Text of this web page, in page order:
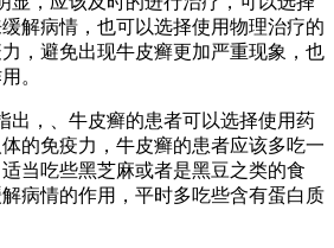
解病情，也可以选择使用物理治疗的
，避免出现牛皮癣更加严重现象，也
。
出，、牛皮癣的患者可以选择使用药
的免疫力，牛皮癣的患者应该多吃一
当吃些黑芝麻或者是黑豆之类的食
病情的作用，平时多吃些含有蛋白质